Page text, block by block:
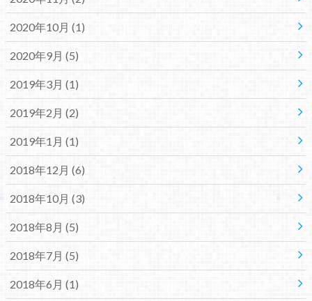
2020年10月 (1)
2020年9月 (5)
2019年3月 (1)
2019年2月 (2)
2019年1月 (1)
2018年12月 (6)
2018年10月 (3)
2018年8月 (5)
2018年7月 (5)
2018年6月 (1)